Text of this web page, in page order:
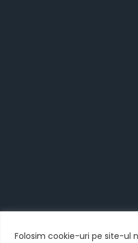
Folosim cookie-uri pe site-ul